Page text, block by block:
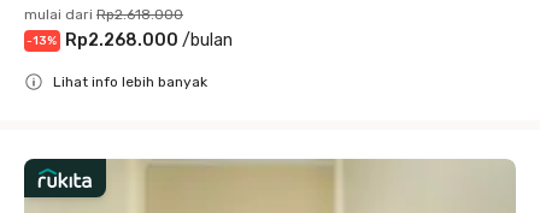
mulai dari Rp2.618.000
-13% Rp2.268.000 /bulan
Lihat info lebih banyak